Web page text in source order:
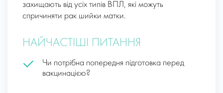
захищають від усіх типів ВПЛ, які можуть
спричиняти рак шийки матки.
НАЙЧАСТІШІ ПИТАННЯ
Чи потрібна попередня підготовка перед
вакцинацією?